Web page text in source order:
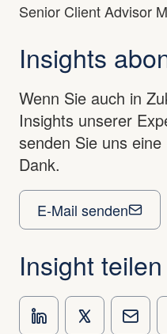
Senior Client Advisor
Insights
Wenn Sie auch in
Insights unserer
senden Sie uns
Dank.
E-Mail senden
Insight teilen